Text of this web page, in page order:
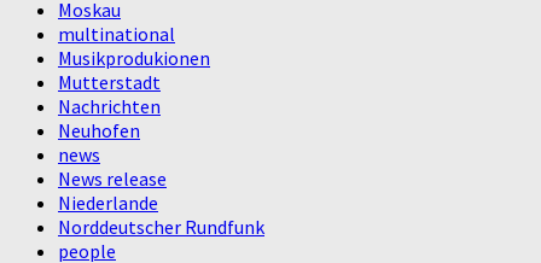
Moskau
multinational
Musikprodukionen
Mutterstadt
Nachrichten
Neuhofen
news
News release
Niederlande
Norddeutscher Rundfunk
people